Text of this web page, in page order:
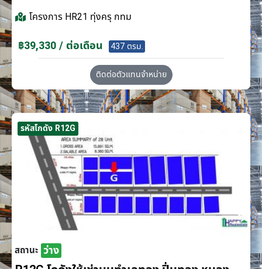
โครงการ HR21 ทุ่งครุ กทม
฿39,330 / ต่อเดือน 437 ตรม.
ติดต่อตัวแทนจำหน่าย
รหัสโกดัง R12G
สถานะ ว่าง